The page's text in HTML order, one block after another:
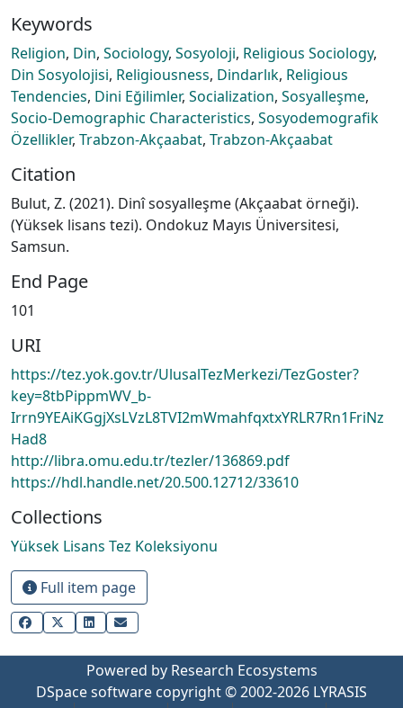
Keywords
Religion, Din, Sociology, Sosyoloji, Religious Sociology,
Din Sosyolojisi, Religiousness, Dindarlık, Religious
Tendencies, Dini Eğilimler, Socialization, Sosyalleşme,
Socio-Demographic Characteristics, Sosyodemografik
Özellikler, Trabzon-Akçaabat, Trabzon-Akçaabat
Citation
Bulut, Z. (2021). Dinî sosyalleşme (Akçaabat örneği).
(Yüksek lisans tezi). Ondokuz Mayıs Üniversitesi,
Samsun.
End Page
101
URI
https://tez.yok.gov.tr/UlusalTezMerkezi/TezGoster?
key=8tbPippmWV_b-
Irrn9YEAiKGgjXsLVzL8TVI2mWmahfqxtxYRLR7Rn1FriNz
Had8
http://libra.omu.edu.tr/tezler/136869.pdf
https://hdl.handle.net/20.500.12712/33610
Collections
Yüksek Lisans Tez Koleksiyonu
Full item page
Powered by Research Ecosystems
DSpace software copyright © 2002-2026 LYRASIS